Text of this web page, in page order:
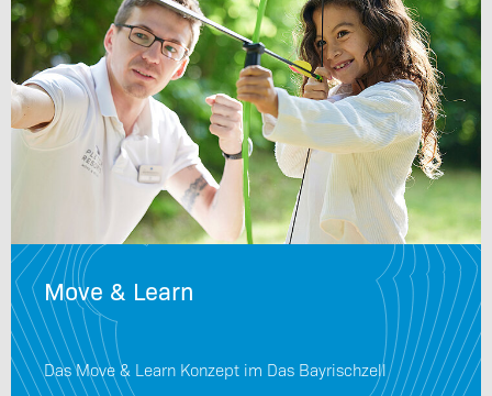
Move & Learn
Das Move & Learn Konzept im Das Bayrischzell